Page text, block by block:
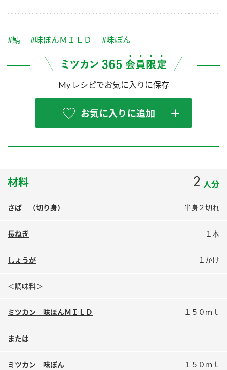
ふりかけ おすしの素
炊き込みご飯の素 米飯用調味液
かおりの蔵
つゆ
納豆のサイト
スペシャルサイト
すしラボ
鍋奉行マニュアル
人気商品 ＋ おすすめレシピ
水の文化センター（アーカイブ）
ZENB initiative
MIM（ミツカンミュージアム）
おいしさと健康への取り組み
お客様相談センター
お客様の声をいかしました
販売終了製品のご案内
よくあるご質問
業務用サイト ミツカングループについて 製造所固有記号一覧
#鯖 #味ぽんＭＩＬＤ #味ぽん
My レシピでお気に入りに保存
お気に入りに追加
材料 2 人分
さば （切り身） 半身２切れ
長ねぎ １本
しょうが １かけ
＜調味料＞
ミツカン 味ぽんＭＩＬＤ １５０ｍｌ
または
ミツカン 味ぽん １５０ｍｌ